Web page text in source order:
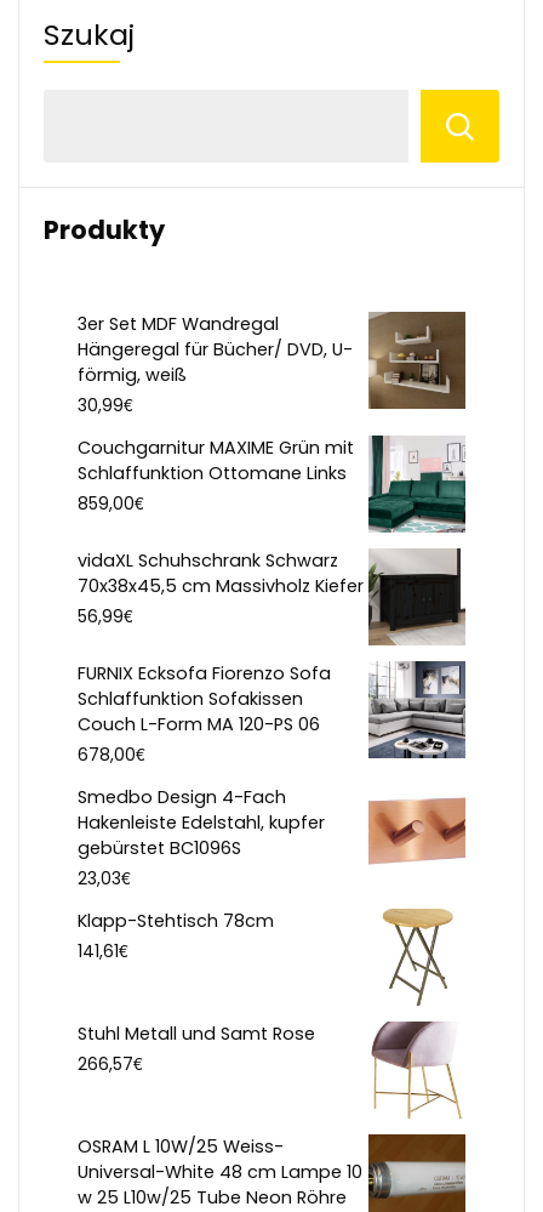
Szukaj
Produkty
3er Set MDF Wandregal
Hängeregal für Bücher/ DVD, U-
förmig, weiß
30,99€
Couchgarnitur MAXIME Grün mit
Schlaffunktion Ottomane Links
859,00€
vidaXL Schuhschrank Schwarz
70x38x45,5 cm Massivholz Kiefer
56,99€
FURNIX Ecksofa Fiorenzo Sofa
Schlaffunktion Sofakissen
Couch L-Form MA 120-PS 06
678,00€
Smedbo Design 4-Fach
Hakenleiste Edelstahl, kupfer
gebürstet BC1096S
23,03€
Klapp-Stehtisch 78cm
141,61€
Stuhl Metall und Samt Rose
266,57€
OSRAM L 10W/25 Weiss-
Universal-White 48 cm Lampe 10
w 25 L10w/25 Tube Neon Röhre